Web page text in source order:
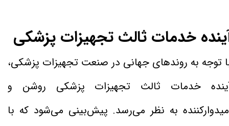
خدمات ثالث تجهیزات پزشکی
توجه به روندهای جهانی در صنعت تجهیزات پزشکی،
خدمات ثالث تجهیزات پزشکی روشن و
به نظر می‌رسد. پیش‌بینی می‌شود که با